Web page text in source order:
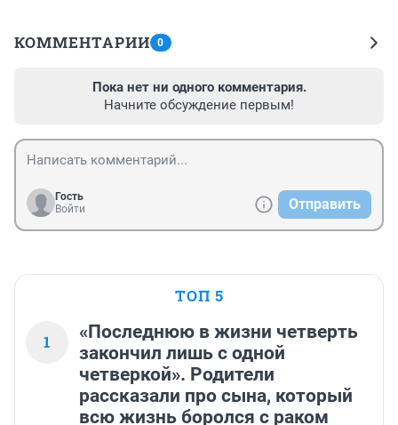
КОММЕНТАРИИ 0
Пока нет ни одного комментария.
Начните обсуждение первым!
Гость
Войти
Отправить
ТОП 5
1
«Последнюю в жизни четверть
закончил лишь с одной
четверкой». Родители
рассказали про сына, который
всю жизнь боролся с раком